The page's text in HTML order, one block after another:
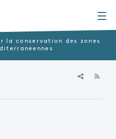
la conservation des zones